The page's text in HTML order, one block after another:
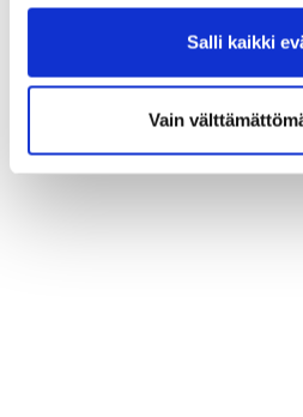
Salli kaikki
Vain